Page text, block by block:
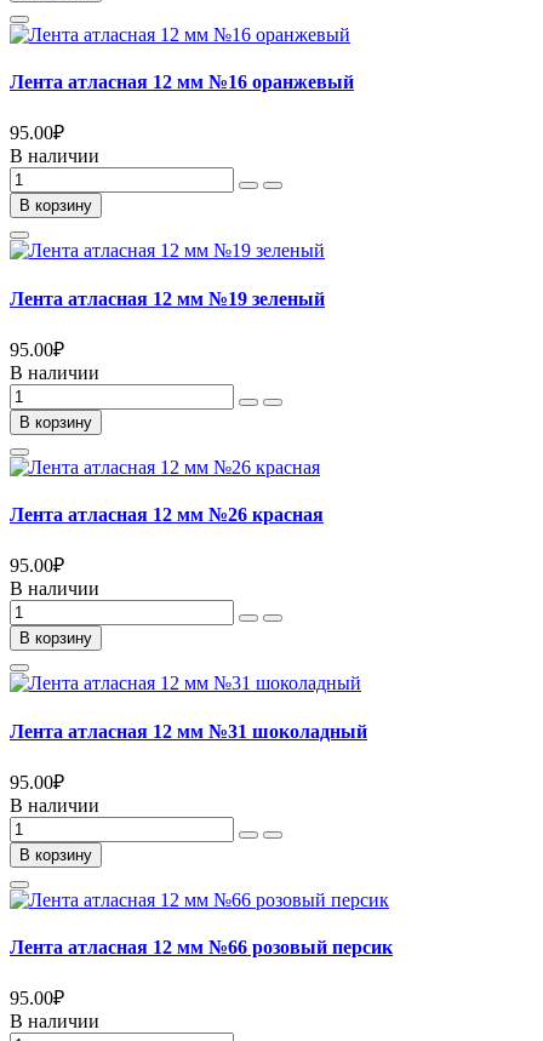
Лента атласная 12 мм №16 оранжевый
95.00₽
В наличии
В корзину
Лента атласная 12 мм №19 зеленый
95.00₽
В наличии
В корзину
Лента атласная 12 мм №26 красная
95.00₽
В наличии
В корзину
Лента атласная 12 мм №31 шоколадный
95.00₽
В наличии
В корзину
Лента атласная 12 мм №66 розовый персик
95.00₽
В наличии